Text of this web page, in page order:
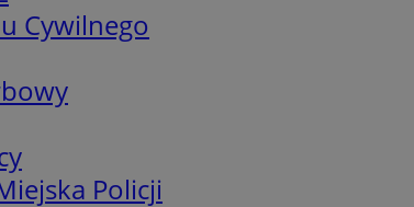
Cywilnego
Policji